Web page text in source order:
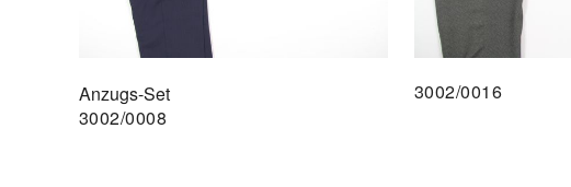
Anzugs-Set
3002/0008
3002/0016